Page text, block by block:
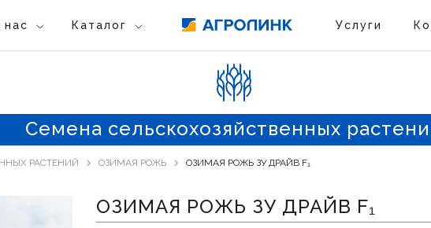
нас Каталог Услуги
Семена сельскохозяйственных
РАСТЕНИЙ ОЗИМАЯ РОЖЬ ОЗИМАЯ РОЖЬ ЗУ ДРАЙВ F₁
ОЗИМАЯ РОЖЬ ЗУ ДРАЙВ F₁